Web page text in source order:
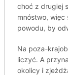
choć z drugiej
mnóstwo, więc
powodu, by
Na poza-
liczyć. A
okolicy i